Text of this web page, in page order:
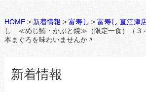
HOME> 新着情報 > 富寿し > 富寿し 直江津
し ≪めじ鮪・かぶと焼≫（限定一食）（３
本まぐろを味わいませんか〃
新着情報